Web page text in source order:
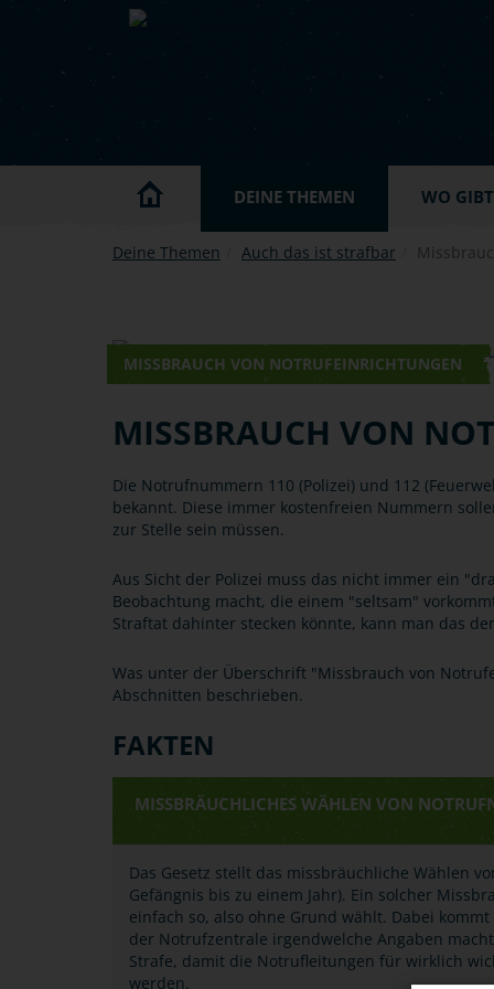
Skip to main content
DEINE THEMEN WO
Deine Themen Auch das ist strafbar
MISSBRAUCH VON NOTRUFEINRICHTUNGEN
MISSBRAUCH VON
Die Notrufnummern 110 (Polizei) und 112
bekannt. Diese immer kostenfreien Nummern
zur Stelle sein müssen.
Aus Sicht der Polizei muss das nicht immer ein
Beobachtung macht, die einem "seltsam"
Straftat dahinter stecken könnte, kann man das
Was unter der Überschrift "Missbrauch von
Abschnitten beschrieben.
FAKTEN
MISSBRÄUCHLICHES WÄHLEN VON
Das Gesetz stellt das missbräuchliche Wählen
Gefängnis bis zu einem Jahr). Ein solcher
einfach so, also ohne Grund wählt. Dabei
der Notrufzentrale irgendwelche Angaben
Strafe, damit die Notrufleitungen für wirklich
werden.